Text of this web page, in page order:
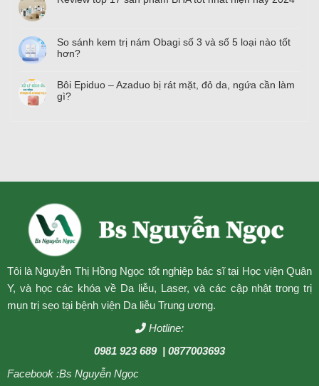
So sánh kem trị nám Obagi số 3 và số 5 loại nào tốt
hơn?
Bôi Epiduo – Azaduo bị rát mặt, đỏ da, ngứa cần làm
gì?
Tôi là Nguyễn Thị Hồng Ngọc tốt nghiệp bác sĩ tại Học viện Quân
Y, và học các khóa về Da liễu, Laser, và các cập nhật trong trị
mụn trị sẹo tại bệnh viện Da liễu Trung ương.
Hotline:
0981 923 689| 0877003693
Facebook :Bs Nguyễn Ngọc